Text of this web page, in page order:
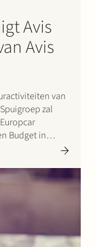
Avis
Avis
van
zal
Budget in